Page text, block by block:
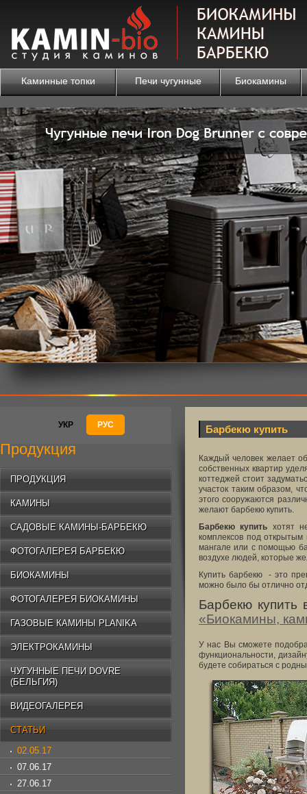
Каминные топки Печи чугунные Биокамины
УКР РУС
Продукция
ПРОДУКЦИЯ
КАМИНЫ
САДОВЫЕ КАМИНЫ-БАРБЕКЮ
ФОТОГАЛЕРЕЯ БАРБЕКЮ
БИОКАМИНЫ
ФОТОГАЛЕРЕЯ БИОКАМИНЫ
ГАЗОВЫЕ КАМИНЫ PLANIKA
ЭЛЕКТРОКАМИНЫ
ЧУГУННЫЕ ПЕЧИ DOVRE
(БЕЛЬГИЯ)
ВИДЕОГАЛЕРЕЯ
СТАТЬИ
02.05.17
07.06.17
27.06.17
Барбекю купить
Каждый человек желает
собственных квартир
коттеджей стоит
участок таким образом,
этого сооружаются
желают барбекю купить.
Барбекю купить хотят
комплексов под
мангале или с помощью
воздухе людей, которые
Купить барбекю - это
можно было бы отлично
Барбекю
«Биокамины,
У нас Вы сможете
функциональности,
будете собираться с